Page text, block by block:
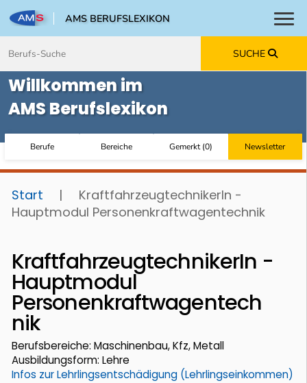
AMS BERUFSLEXIKON
SUCHE
Willkommen im
AMS Berufslexikon
Berufe Bereiche Gemerkt(0) Newsletter
Start |
KraftfahrzeugtechnikerIn -
Hauptmodul Personenkraftwagentechnik
KraftfahrzeugtechnikerIn -
Hauptmodul
Personenkraftwagentech
nik
Berufsbereiche: Maschinenbau, Kfz, Metall
Ausbildungsform: Lehre
Infos zur Lehrlingsentschädigung (Lehrlingseinkommen)